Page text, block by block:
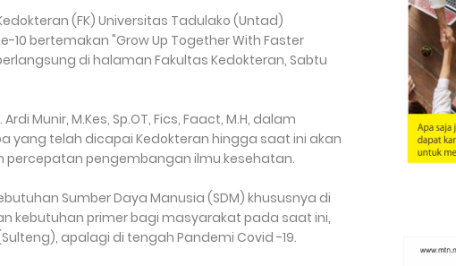
(FK) Universitas Tadulako (Untad)
10 bertemakan "Grow Up Together With Faster
di halaman Fakultas Kedokteran, Sabtu
Munir, M.Kes, Sp.OT, Fics, Faact, M.H, dalam
yang telah dicapai Kedokteran hingga saat ini akan
percepatan pengembangan ilmu kesehatan.
Sumber Daya Manusia (SDM) khususnya di
kebutuhan primer bagi masyarakat pada saat ini,
apalagi di tengah Pandemi Covid -19.